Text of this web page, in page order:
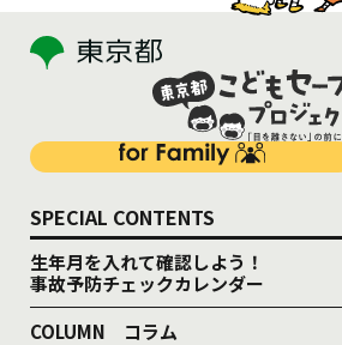
SPECIAL CONTENTS
生年月を入れて確認しよう！
事故予防チェックカレンダー
COLUMN コラム